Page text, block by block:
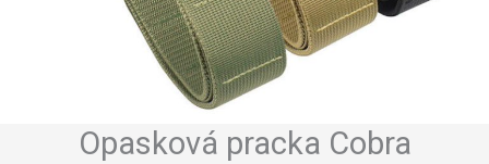
Opasková pracka Cobra